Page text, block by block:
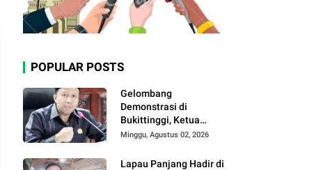
POPULAR POSTS
Gelombang
Demonstrasi di
Bukittinggi, Ketua
DPRD Ajak Semua
Kondusivitas.
Minggu, Agustus 02, 2026
Lapau Panjang Hadir di